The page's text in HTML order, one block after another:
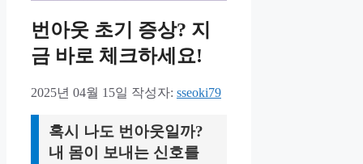
번아웃 초기 증상? 지
금 바로 체크하세요!
2025년 04월 15일 작성자: sseoki79
혹시 나도 번아웃일까?
내 몸이 보내는 신호를